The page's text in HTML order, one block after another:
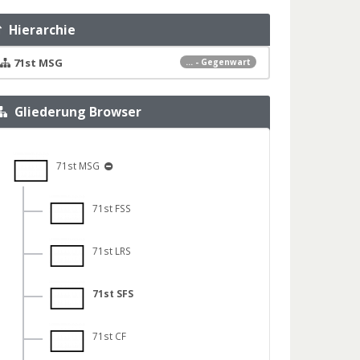
Hierarchie
... - Gegenwart
71st MSG
Gliederung Browser
71st MSG
71st FSS
71st LRS
71st SFS
71st CF